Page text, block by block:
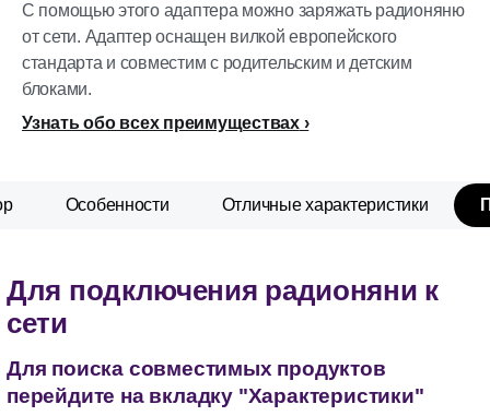
С помощью этого адаптера можно заряжать радионяню
от сети. Адаптер оснащен вилкой европейского
стандарта и совместим с родительским и детским
блоками.
Узнать обо всех преимуществах
Особенности Отличные характеристики
Для подключения радионяни к
сети
Для поиска совместимых продуктов
перейдите на вкладку "Характеристики"